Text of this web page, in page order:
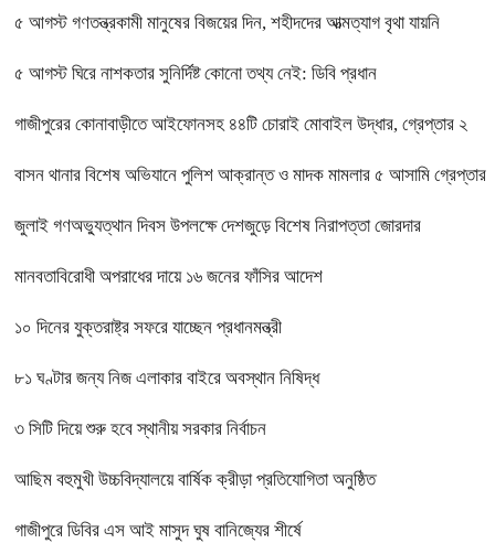
৫ আগস্ট গণতন্ত্রকামী মানুষের বিজয়ের দিন, শহীদদের আত্মত্যাগ বৃথা যায়নি
৫ আগস্ট ঘিরে নাশকতার সুনির্দিষ্ট কোনো তথ্য নেই: ডিবি প্রধান
গাজীপুরের কোনাবাড়ীতে আইফোনসহ ৪৪টি চোরাই মোবাইল উদ্ধার, গ্রেপ্তার ২
বাসন থানার বিশেষ অভিযানে পুলিশ আক্রান্ত ও মাদক মামলার ৫ আসামি গ্রেপ্তার
জুলাই গণঅভ্যুত্থান দিবস উপলক্ষে দেশজুড়ে বিশেষ নিরাপত্তা জোরদার
মানবতাবিরোধী অপরাধের দায়ে ১৬ জনের ফাঁসির আদেশ
১০ দিনের যুক্তরাষ্ট্র সফরে যাচ্ছেন প্রধানমন্ত্রী
৮১ ঘণ্টার জন্য নিজ এলাকার বাইরে অবস্থান নিষিদ্ধ
৩ সিটি দিয়ে শুরু হবে স্থানীয় সরকার নির্বাচন
আছিম বহুমুখী উচ্চবিদ্যালয়ে বার্ষিক ক্রীড়া প্রতিযোগিতা অনুষ্ঠিত
গাজীপুরে ডিবির এস আই মাসুদ ঘুষ বানিজ্যের শীর্ষে